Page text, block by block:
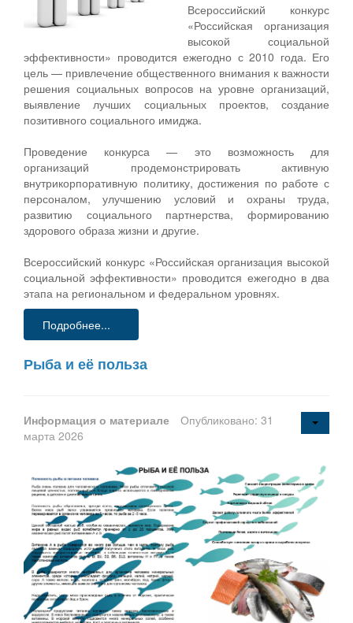
Всероссийский конкурс
«Российская организация
высокой социальной
эффективности» проводится ежегодно с 2010 года. Его
цель — привлечение общественного внимания к важности
решения социальных вопросов на уровне организаций,
выявление лучших социальных проектов, создание
позитивного социального имиджа.
Проведение конкурса — это возможность для
организаций продемонстрировать активную
внутрикорпоративную политику, достижения по работе с
персоналом, улучшению условий и охраны труда,
развитию социального партнерства, формированию
здорового образа жизни и другие.
Всероссийский конкурс «Российская организация высокой
социальной эффективности» проводится ежегодно в два
этапа на региональном и федеральном уровнях.
Подробнее...
Рыба и её польза
Информация о материале
Опубликовано: 31
марта 2026